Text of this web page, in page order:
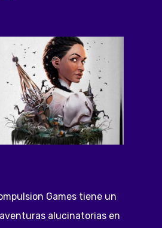
Games tiene un
alucinatorias en